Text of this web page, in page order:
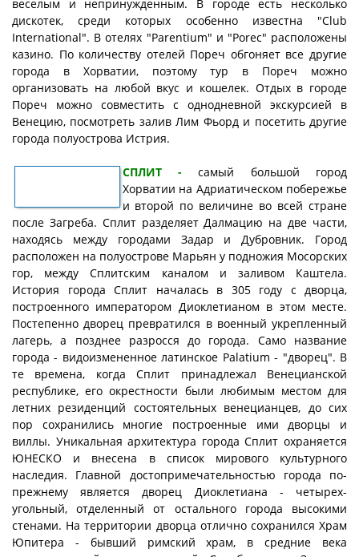
веселым и непринужденным. В городе есть несколько
дискотек, среди которых особенно известна "Club
International". В отелях "Parentium" и "Роrес" расположены
казино. По количеству отелей Пореч обгоняет все другие
города в Хорватии, поэтому тур в Пореч можно
организовать на любой вкус и кошелек. Отдых в городе
Пореч можно совместить с однодневной экскурсией в
Венецию, посмотреть залив Лим Фьорд и посетить другие
города полуострова Истрия.
СПЛИТ -самый большой город
Хорватии на Адриатическом побережье
и второй по величине во всей стране
после Загреба. Сплит разделяет Далмацию на две части,
находясь между городами Задар и Дубровник. Город
расположен на полуострове Марьян у подножия Мосорских
гор, между Сплитским каналом и заливом Каштела.
История города Сплит началась в 305 году с дворца,
построенного императором Диоклетианом в этом месте.
Постепенно дворец превратился в военный укрепленный
лагерь, а позднее разросся до города. Само название
города - видоизмененное латинское Palatium - "дворец". В
те времена, когда Сплит принадлежал Венецианской
республике, его окрестности были любимым местом для
летних резиденций состоятельных венецианцев, до сих
пор сохранились многие построенные ими дворцы и
виллы. Уникальная архитектура города Сплит охраняется
ЮНЕСКО и внесена в список мирового культурного
наследия. Главной достопримечательностью города по-
прежнему является дворец Диоклетиана - четырех-
угольный, отделенный от остального города высокими
стенами. На территории дворца отлично сохранился Храм
Юпитера - бывший римский храм, в средние века